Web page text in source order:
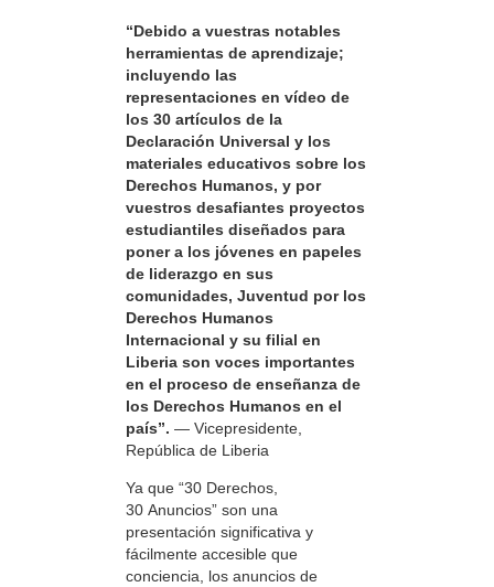
“Debido a vuestras notables
herramientas de aprendizaje;
incluyendo las
representaciones en vídeo de
los 30 artículos de la
Declaración Universal y los
materiales educativos sobre los
Derechos Humanos, y por
vuestros desafiantes proyectos
estudiantiles diseñados para
poner a los jóvenes en papeles
de liderazgo en sus
comunidades, Juventud por los
Derechos Humanos
Internacional y su filial en
Liberia son voces importantes
en el proceso de enseñanza de
los Derechos Humanos en el
país”. — Vicepresidente,
República de Liberia
Ya que “30 Derechos,
30 Anuncios” son una
presentación significativa y
fácilmente accesible que
conciencia, los anuncios de